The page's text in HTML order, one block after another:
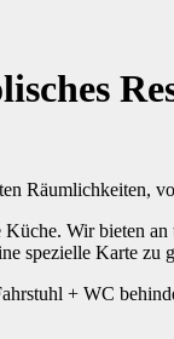
Räumlichkeiten,
Wir bieten
spezielle Karte zu
+ WC